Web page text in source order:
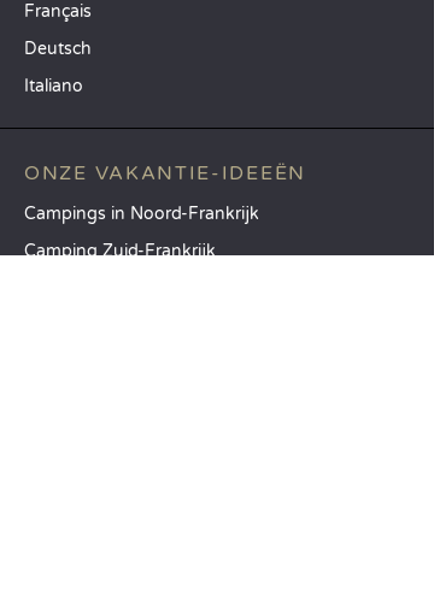
Français
Deutsch
Italiano
ONZE VAKANTIE-IDEEËN
Campings in Noord-Frankrijk
Camping Zuid-Frankrijk